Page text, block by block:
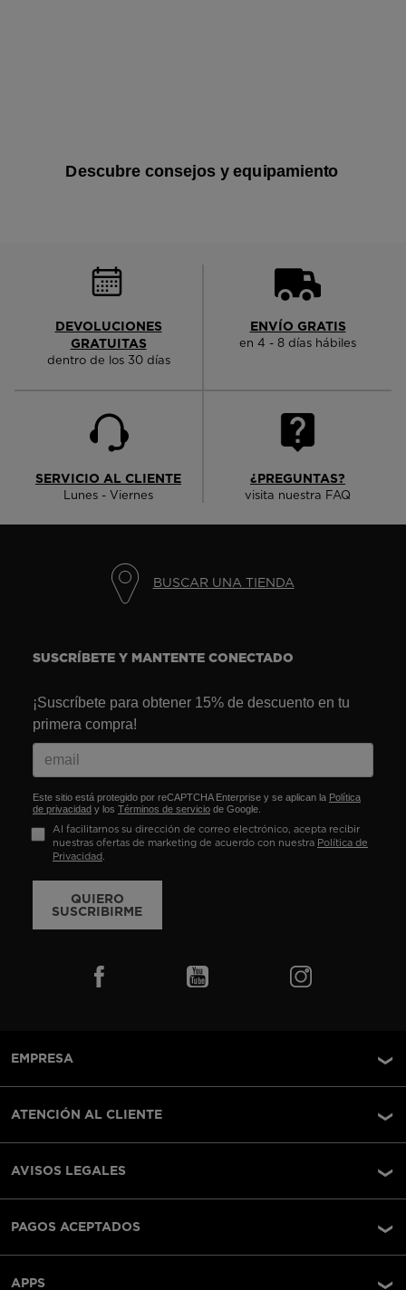
Descubre consejos y equipamiento
DEVOLUCIONES
GRATUITAS
dentro de los 30 días
ENVÍO GRATIS
en 4 - 8 días hábiles
SERVICIO AL CLIENTE
Lunes - Viernes
¿PREGUNTAS?
visita nuestra FAQ
BUSCAR UNA TIENDA
SUSCRÍBETE Y MANTENTE CONECTADO
¡Suscríbete para obtener 15% de descuento en tu
primera compra!
Este sitio está protegido por reCAPTCHA Enterprise y se aplican la Política
de privacidad y los Términos de servicio de Google.
Al facilitarnos su dirección de correo electrónico, acepta recibir
nuestras ofertas de marketing de acuerdo con nuestra Política de
Privacidad.
QUIERO
SUSCRIBIRME
EMPRESA
ATENCIÓN AL CLIENTE
AVISOS LEGALES
PAGOS ACEPTADOS
APPS